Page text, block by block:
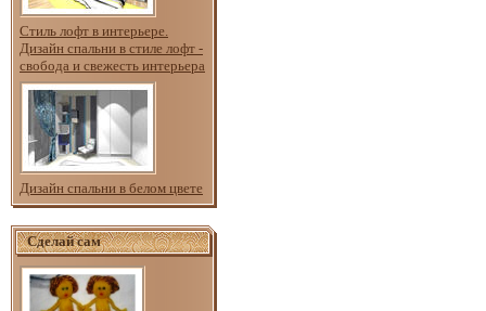
Стиль лофт в интерьере.
Дизайн спальни в стиле лофт -
свобода и свежесть интерьера
Дизайн спальни в белом цвете
Сделай сам